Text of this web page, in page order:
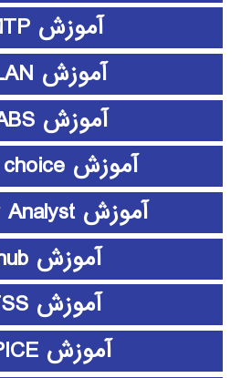
آموزش EMTP
آموزش ePLAN
آموزش ETABS
آموزش expert choice
آموزش Frontier Analyst
آموزش github
آموزش HFSS
آموزش HSPICE